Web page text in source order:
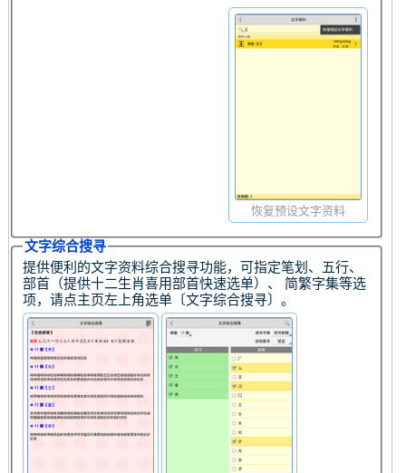
恢复预设文字资料
文字综合搜寻
提供便利的文字资料综合搜寻功能，可指定笔划、五行、
部首（提供十二生肖喜用部首快速选单）、 简繁字集等选
项，请点主页左上角选单〔文字综合搜寻〕。